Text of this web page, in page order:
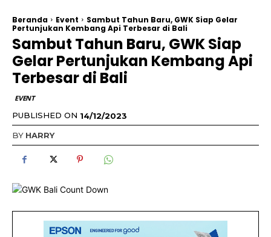
Beranda Event
Sambut Tahun Baru, GWK Siap Gelar
Pertunjukan Kembang Api Terbesar di Bali
Sambut Tahun Baru, GWK Siap
Gelar Pertunjukan Kembang Api
Terbesar di Bali
EVENT
PUBLISHED ON 14/12/2023
BY HARRY